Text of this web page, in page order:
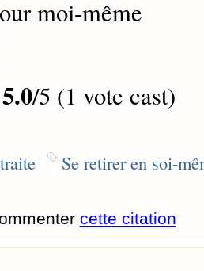
moi-même
5.0/5 (1 vote cast)
Se retirer en soi-
cette citation